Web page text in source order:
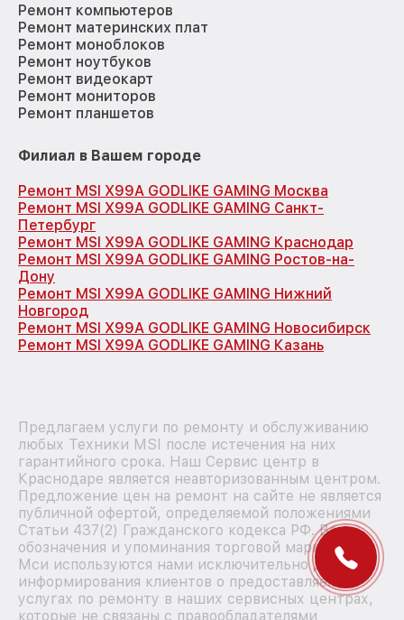
Ремонт компьютеров
Ремонт материнских плат
Ремонт моноблоков
Ремонт ноутбуков
Ремонт видеокарт
Ремонт мониторов
Ремонт планшетов
Филиал в Вашем городе
Ремонт MSI X99A GODLIKE GAMING Москва
Ремонт MSI X99A GODLIKE GAMING Санкт-
Петербург
Ремонт MSI X99A GODLIKE GAMING Краснодар
Ремонт MSI X99A GODLIKE GAMING Ростов-на-
Дону
Ремонт MSI X99A GODLIKE GAMING Нижний
Новгород
Ремонт MSI X99A GODLIKE GAMING Новосибирск
Ремонт MSI X99A GODLIKE GAMING Казань
Предлагаем услуги по ремонту и обслуживанию
любых Техники MSI после истечения на них
гарантийного срока. Наш Сервис центр в
Краснодаре является неавторизованным центром.
Предложение цен на ремонт на сайте не является
публичной офертой, определяемой положениями
Статьи 437(2) Гражданского кодекса РФ. Все
обозначения и упоминания торговой марки MSI
Мси используются нами исключительно для
информирования клиентов о предоставляемых
услугах по ремонту в наших сервисных центрах,
которые не связаны с правообладателями